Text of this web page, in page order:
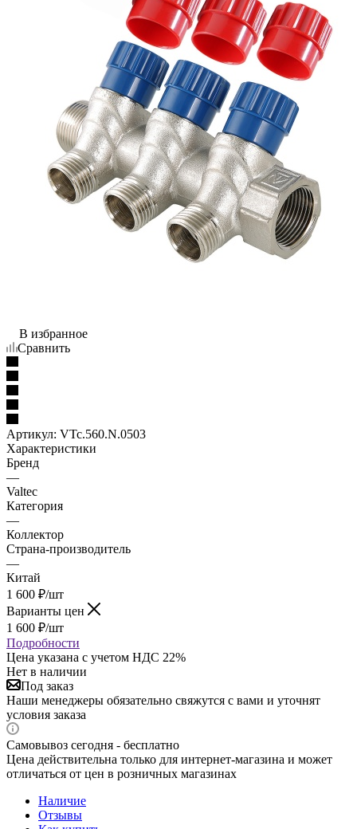
В избранное
Сравнить
Артикул: VTc.560.N.0503
Характеристики
Бренд
—
Valtec
Категория
—
Коллектор
Страна-производитель
—
Китай
1 600 ₽/шт
Варианты цен
1 600 ₽/шт
Подробности
Цена указана с учетом НДС 22%
Нет в наличии
Под заказ
Наши менеджеры обязательно свяжутся с вами и уточнят
условия заказа
Самовывоз сегодня - бесплатно
Цена действительна только для интернет-магазина и может
отличаться от цен в розничных магазинах
Наличие
Отзывы